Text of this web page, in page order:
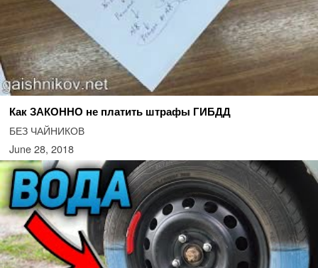
Как ЗАКОННО не платить штрафы ГИБДД
БЕЗ ЧАЙНИКОВ
June 28, 2018